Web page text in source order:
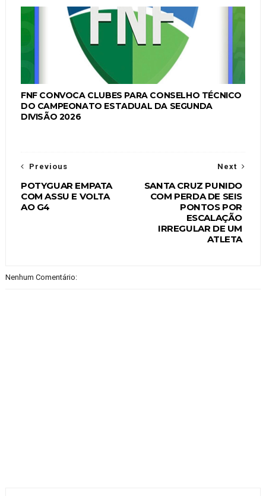
FNF CONVOCA CLUBES PARA CONSELHO TÉCNICO
DO CAMPEONATO ESTADUAL DA SEGUNDA
DIVISÃO 2026
Next
SANTA CRUZ PUNIDO
COM PERDA DE SEIS
PONTOS POR
ESCALAÇÃO
IRREGULAR DE UM
ATLETA
Previous
POTYGUAR EMPATA
COM ASSU E VOLTA
AO G4
Nenhum Comentário: